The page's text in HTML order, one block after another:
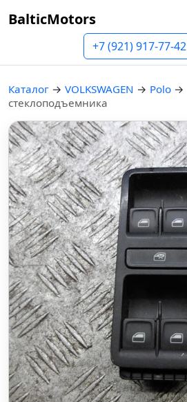
BalticMotors
+7 (921) 917-77-42
Каталог → VOLKSWAGEN → Polo →
стеклоподъемника